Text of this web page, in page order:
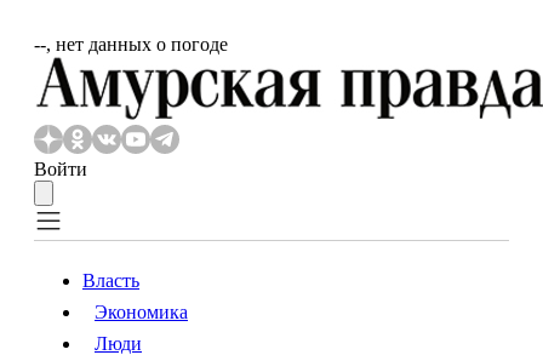
‐‐, нет данных о погоде
Войти
Власть
Власть
Экономика
Люди